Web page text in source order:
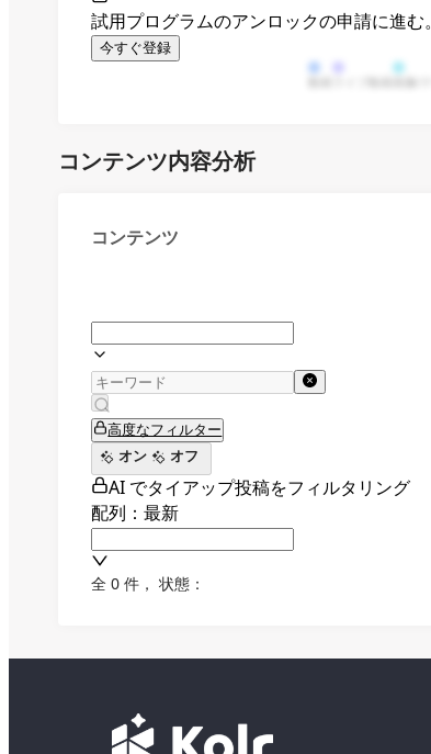
試用プログラムのアンロックの申請に進む。
今すぐ登録
コンテンツ内容分析
コンテンツ
高度なフィルター
オン
オフ
AI でタイアップ投稿をフィルタリング
配列：最新
全 0 件 ， 状態：